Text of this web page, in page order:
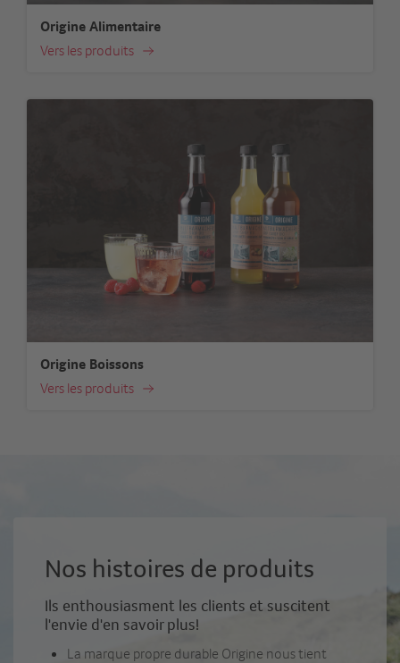
Origine Alimentaire
Vers les produits
Origine Boissons
Vers les produits
Nos histoires de produits
Ils enthousiasment les clients et suscitent
l'envie d'en savoir plus!
La marque propre durable Origine nous tient